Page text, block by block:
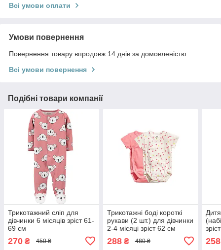
Всі умови оплати
Умови повернення
Повернення товару впродовж 14 днів за домовленістю
Всі умови повернення
Подібні товари компанії
Трикотажний сліп для
дівчинки 6 місяців зріст 61-
69 см
270 ₴ 450 ₴
Трикотажні боді короткі
рукави (2 шт.) для дівчинки
2-4 місяці зріст 62 см
288₴ 480 ₴ 258